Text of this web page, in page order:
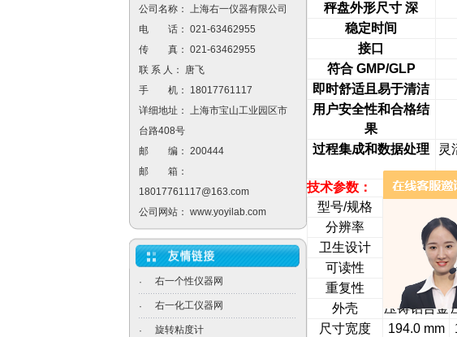
公司名称： 上海右一仪器有限公司
电 话： 021-63462955
传 真： 021-63462955
联 系 人： 唐飞
手 机： 18017761117
详细地址： 上海市宝山工业园区市
台路408号
邮 编： 200444
邮 箱：
18017761117@163.com
公司网站： www.yoyilab.com
· 右一个性仪器网
· 右一化工仪器网
· 旋转粘度计
秤盘外形尺寸 深
稳定时间
接口
符合GMP/GLP
即时舒适且易于清洁
用户安全性和合格结
果
过程集成和数据处理 灵
技术参数：
型号/规格
分辨率
0.01 g
卫生设计
Yes
可读性
0.01 g
重复性
0.01 g
外壳
压铸铝合金
尺寸宽度
194.0 mm